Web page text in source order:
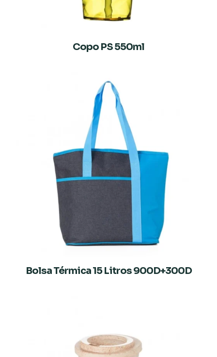
Copo PS 550ml
Bolsa Térmica 15 Litros 900D+300D